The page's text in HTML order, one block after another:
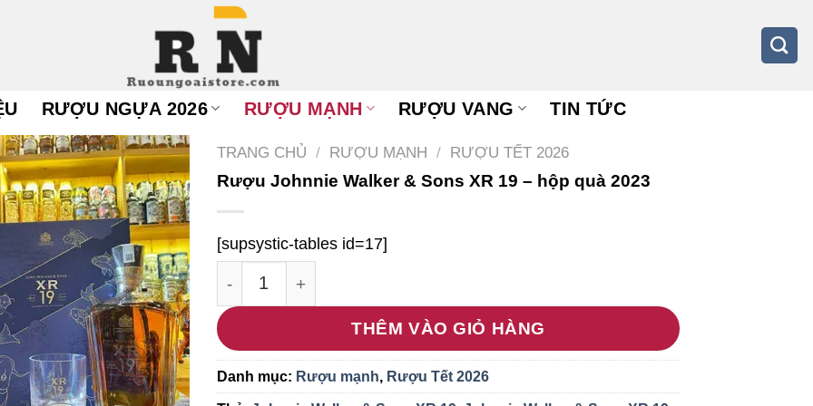
RƯỢU NGỰA 2026 RƯỢU MẠNH RƯỢU VANG TIN TỨC
TRANG CHỦ / RƯỢU MẠNH / RƯỢU TẾT 2026
Rượu Johnnie Walker & Sons XR 19 – hộp quà 2023
[supsystic-tables id=17]
Rượu Johnnie Walker & Sons XR 19 – hộp quà 2023 số lượng
THÊM VÀO GIỎ HÀNG
Danh mục: Rượu mạnh, Rượu Tết 2026